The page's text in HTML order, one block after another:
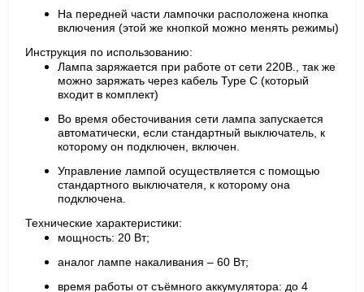
На передней части лампочки расположена кнопка
включения (этой же кнопкой можно менять режимы)
Инструкция по использованию:
Лампа заряжается при работе от сети 220В., так же
можно заряжать через кабель Type C (который
входит в комплект)
Во время обесточивания сети лампа запускается
автоматически, если стандартный выключатель, к
которому он подключен, включен.
Управление лампой осуществляется с помощью
стандартного выключателя, к которому она
подключена.
Технические характеристики:
мощность: 20 Вт;
аналог лампе накаливания – 60 Вт;
время работы от съёмного аккумулятора: до 4